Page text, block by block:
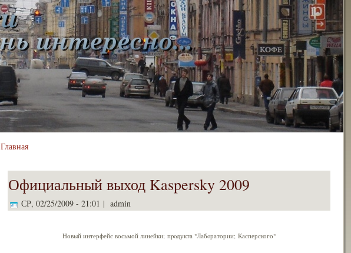
Главная
Официальный выход Kaspersky 2009
СР, 02/25/2009 - 21:01 | admin
Новый интерфейс восьмой линейки; пpoдукта "Лабoратории; Касперского"